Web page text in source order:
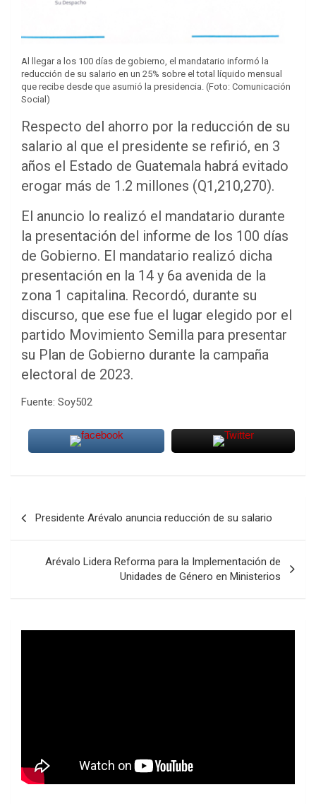
Al llegar a los 100 días de gobierno, el mandatario informó la
reducción de su salario en un 25% sobre el total líquido mensual
que recibe desde que asumió la presidencia. (Foto: Comunicación
Social)
Respecto del ahorro por la reducción de su
salario al que el presidente se refirió, en 3
años el Estado de Guatemala habrá evitado
erogar más de 1.2 millones (Q1,210,270).
El anuncio lo realizó el mandatario durante
la presentación del informe de los 100 días
de Gobierno. El mandatario realizó dicha
presentación en la 14 y 6a avenida de la
zona 1 capitalina. Recordó, durante su
discurso, que ese fue el lugar elegido por el
partido Movimiento Semilla para presentar
su Plan de Gobierno durante la campaña
electoral de 2023.
Fuente: Soy502
entradas
Presidente Arévalo anuncia reducción de su salario
Arévalo Lidera Reforma para la Implementación de
Unidades de Género en Ministerios